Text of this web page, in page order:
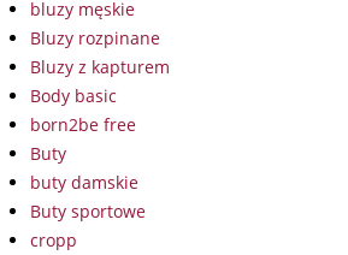
bluzy męskie
Bluzy rozpinane
Bluzy z kapturem
Body basic
born2be free
Buty
buty damskie
Buty sportowe
cropp